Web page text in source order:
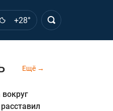
+28°
Ещё